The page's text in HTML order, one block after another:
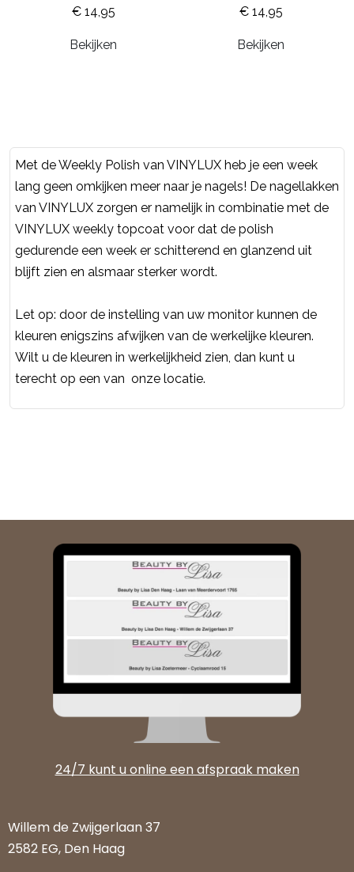
€ 14,95
Bekijken
€ 14,95
Bekijken
Met de Weekly Polish van VINYLUX heb je een week
lang geen omkijken meer naar je nagels! De nagellakken
van VINYLUX zorgen er namelijk in combinatie met de
VINYLUX weekly topcoat voor dat de polish
gedurende een week er schitterend en glanzend uit
blijft zien en alsmaar sterker wordt.
Let op: door de instelling van uw monitor kunnen de
kleuren enigszins afwijken van de werkelijke kleuren.
Wilt u de kleuren in werkelijkheid zien, dan kunt u
terecht op een van onze locatie.
24/7 kunt u online een afspraak maken
Willem de Zwijgerlaan 37
2582 EG, Den Haag